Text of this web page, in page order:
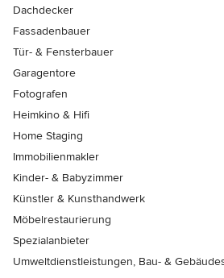
Dachdecker
Fassadenbauer
Tür- & Fensterbauer
Garagentore
Fotografen
Heimkino & Hifi
Home Staging
Immobilienmakler
Kinder- & Babyzimmer
Künstler & Kunsthandwerk
Möbelrestaurierung
Spezialanbieter
Umweltdienstleistungen, Bau- &